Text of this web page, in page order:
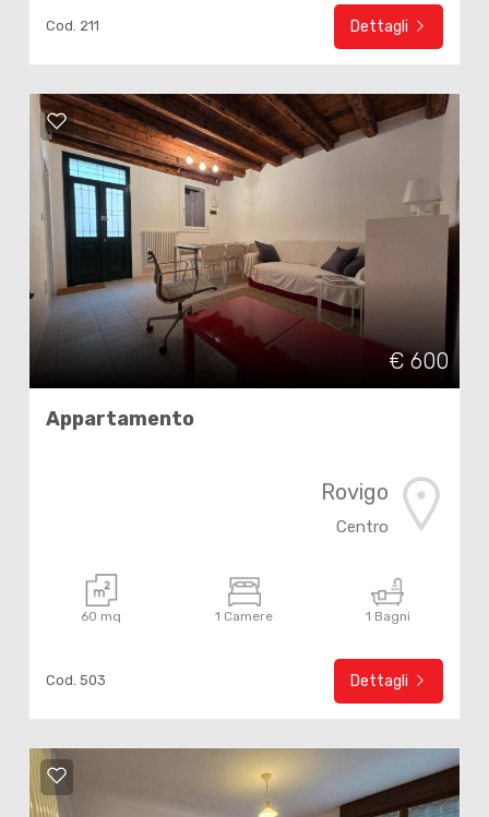
Cod. 211 Dettagli
€ 600
Appartamento
Rovigo
Centro
60 mq 1 Camere 1 Bagni
Cod. 503 Dettagli